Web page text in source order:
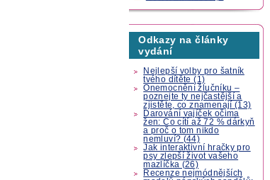
Odkazy na články
vydání
Nejlepší volby pro šatník
tvého dítěte (1)
Onemocnění žlučníku –
poznejte ty nejčastější a
zjistěte, co znamenají (13)
Darování vajíček očima
žen: Co cítí až 72 % dárkyň
a proč o tom nikdo
nemluví? (44)
Jak interaktivní hračky pro
psy zlepší život vašeho
mazlíčka (26)
Recenze nejmódnějších